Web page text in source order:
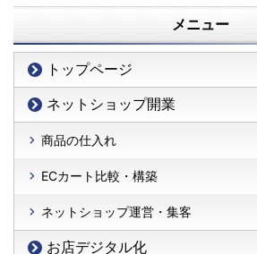
メニュー
トップページ
ネットショップ開業
商品の仕入れ
ECカート比較・構築
ネットショップ運営・集客
お店デジタル化